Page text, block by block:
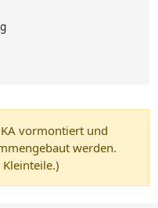
vormontiert und
werden.